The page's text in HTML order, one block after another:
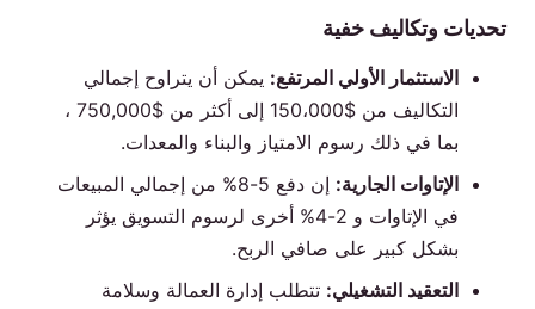
تحديات وتكاليف خفية
الاستثمار الأولي المرتفع: يمكن أن يتراوح إجمالي
التكاليف من $150،000 إلى أكثر من $750,000 ،
بما في ذلك رسوم الامتياز والبناء والمعدات.
الإتاوات الجارية:
إن دفع 5-8% من إجمالي المبيعات
في الإتاوات و 2-4% أخرى لرسوم التسويق يؤثر
بشكل كبير على صافي الربح.
التعقيد التشغيلي: تتطلب إدارة العمالة وسلامة